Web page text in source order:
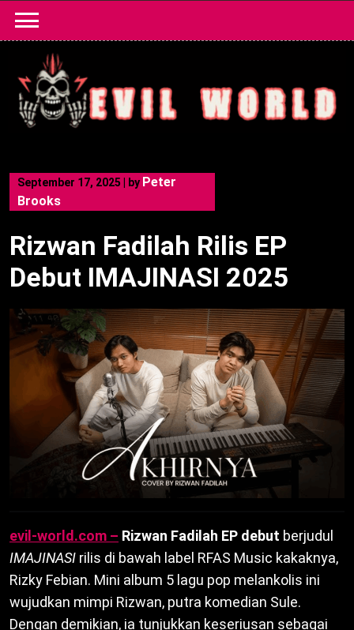
content
September 17, 2025 by Peter
Brooks
Rizwan Fadilah Rilis EP
Debut IMAJINASI 2025
evil-world.com – Rizwan Fadilah EP debut berjudul
IMAJINASI rilis di bawah label RFAS Music kakaknya,
Rizky Febian. Mini album 5 lagu pop melankolis ini
wujudkan mimpi Rizwan, putra komedian Sule.
Dengan demikian, ia tunjukkan keseriusan sebagai